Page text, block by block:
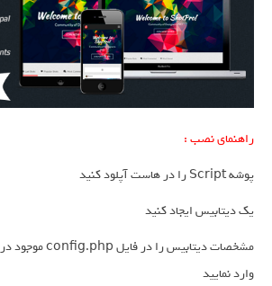
راهنمای نصب :
پوشه Script را در هاست آپلود کنید
یک دیتابیس ایجاد کنید
وارد نمایید